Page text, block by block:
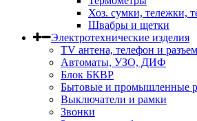
Хоз. сумки, тележки,
Швабры и щетки
Электротехнические изделия
TV aнтена, телефон и
Автоматы, УЗО, ДИФ
Блок БКВР
Бытовые и промышленные
Выключатели и рамки
Звонки